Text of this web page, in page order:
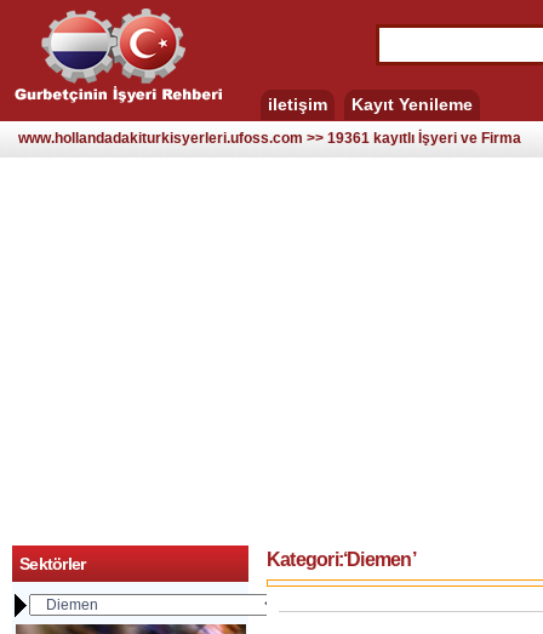
iletişim Kayıt Yenileme
www.hollandadakiturkisyerleri.ufoss.com >> 19361 kayıtlı İşyeri ve Firma
Sektörler Kategori:‘Diemen’